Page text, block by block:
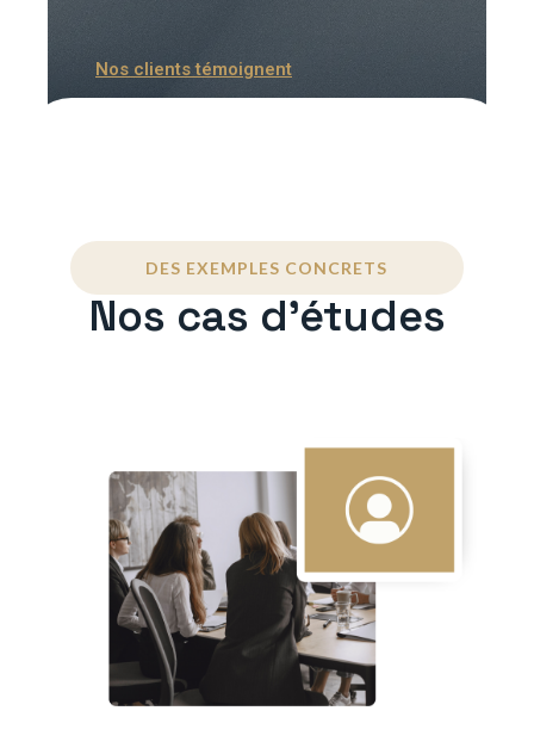
Nos clients témoignent
DES EXEMPLES CONCRETS
Nos cas d'études